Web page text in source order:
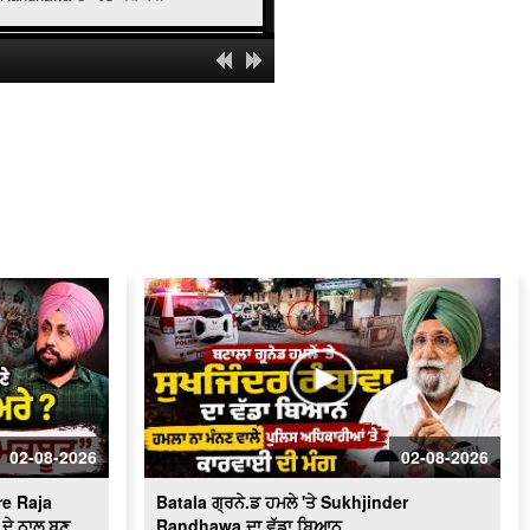
ਪੁਲਿਸ ਤੇ ਬਦਮਾਸ਼ ਹੋਏ ਆਹਮੋ-ਸਾਹਮਣੇ, ਦੇਖੋ
ਮੌਕੇ 'ਤੇ ਕੀ ਬਣੇ ਹਾਲਾਤ
LIVE : Gurdwara Bangla Sahib Delhi
ਤੋਂ Gurbani Kirtan ਦਾ ਸਿੱਧਾ ਪ੍ਰਸਾਰਣ
Cabinet Minister Mohinder Bhagat
Addresses Media | ਅਹਿਮ ਮੁੱਦਿਆਂ ’ਤੇ
ਪ੍ਰੈਸ ਕਾਨਫ਼ਰੰਸ
Congress ਦਾ ਮੁੱਕੇਗਾ ਕਾਟੋ ਕਲੇਸ਼ ?
Fatehgarh Sahib ’ਚ ਇਕੱਠੇ ਹੋਏ ਕਾਂਗਰਸੀ
LIVE
02-08-2026
Raja
02-08-2026
Batala ਗ੍ਰਨੇ.ਡ ਹਮਲੇ 'ਤੇ Sukhjinder